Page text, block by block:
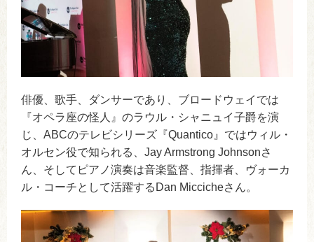
俳優、歌手、ダンサーであり、ブロードウェイでは
『オペラ座の怪人』のラウル・シャニュイ子爵を演
じ、ABCのテレビシリーズ『Quantico』ではウィル・
オルセン役で知られる、Jay Armstrong Johnsonさ
ん、そしてピアノ演奏は音楽監督、指揮者、ヴォーカ
ル・コーチとして活躍するDan Miccicheさん。